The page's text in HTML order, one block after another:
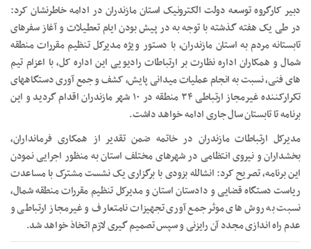
دبیر کارگروه توسعه دولت الکترونیک استان مازندران در ادامه خاطرنشان کرد:
در طی یک هفته گذشته با توجه به در پیش بودن ایام تعطیلات و آغاز سفرهای
تابستانه مردم به استان مازندران، با دستور ویژه مدیرکل تنظیم مقررات منطقه
شمال و همکاران اداره نظارت بر ارتباطات رادیویی این اداره کل، با اعزام تیم
های فنی، نسبت به انجام عملیات میدانی پایش، کشف و جمع آوری دستگاههای
تکرارکننده غیرمجاز ارتباطی ۳۴ منطقه در ۱۰ شهر مازندران اقدام گردید و این
برنامه تا تابستان سال جاری ادامه خواهد داشت.
مدیرکل ارتباطات مازندران در خاتمه ضمن تقدیر از همکاری فرمانداران،
بخشداران و نیروی انتظامی در شهرهای مختلف استان به منظور اجرایی نمودن
این برنامه، تصریح کرد: انشالله بزودی با برگزاری یک نشست مشترک با مساعدت
ریاست دستگاه قضایی و دادستان استان و مدیرکل تنظیم مقررات منطقه شمال،
نسبت به روش های موثر جمع آوری تجهیزات نامتعارف و غیرمجاز ارتباطی و
عدم راه اندازی مجدد آن رایزنی و سپس تصمیم گیری لازم اتخاذ خواهد شد.